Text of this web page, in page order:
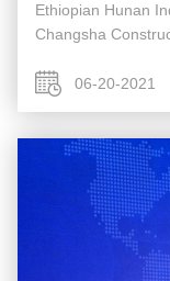
Ethiopian Hunan
Changsha
headquarters to
06-20-2021